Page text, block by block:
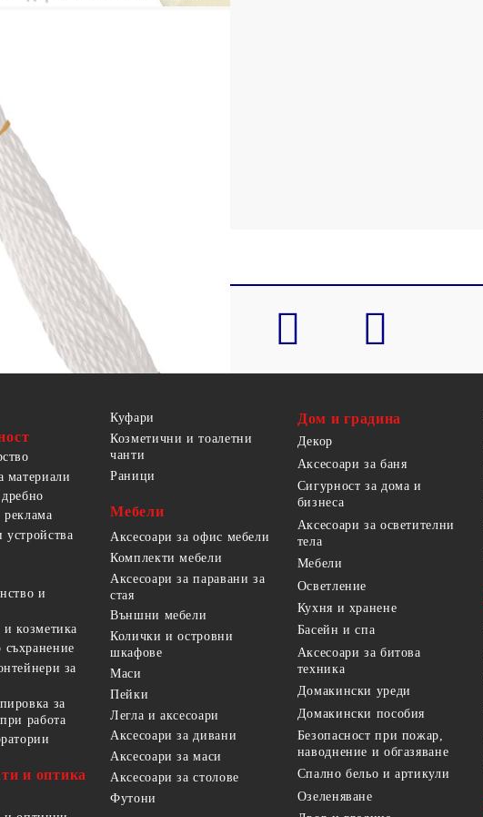
на всеки ъгъл
материали
и
козметика
за
за
работа
и оптика
Куфари
Козметични и тоалетни
чанти
Раници
Мебели
Аксесоари за офис мебели
Комплекти мебели
Аксесоари за паравани за
стая
Външни мебели
Колички и островни
шкафове
Маси
Пейки
Легла и аксесоари
Аксесоари за дивани
Аксесоари за маси
Аксесоари за столове
Футони
Дом и градина
Декор
Аксесоари за баня
Сигурност за дома и
бизнеса
Аксесоари за осветителни
тела
Мебели
Осветление
Кухня и хранене
Басейн и спа
Аксесоари за битова
техника
Домакински уреди
Домакински пособия
Безопасност при пожар,
наводнение и обгазяване
Спално бельо и артикули
Озеленяване